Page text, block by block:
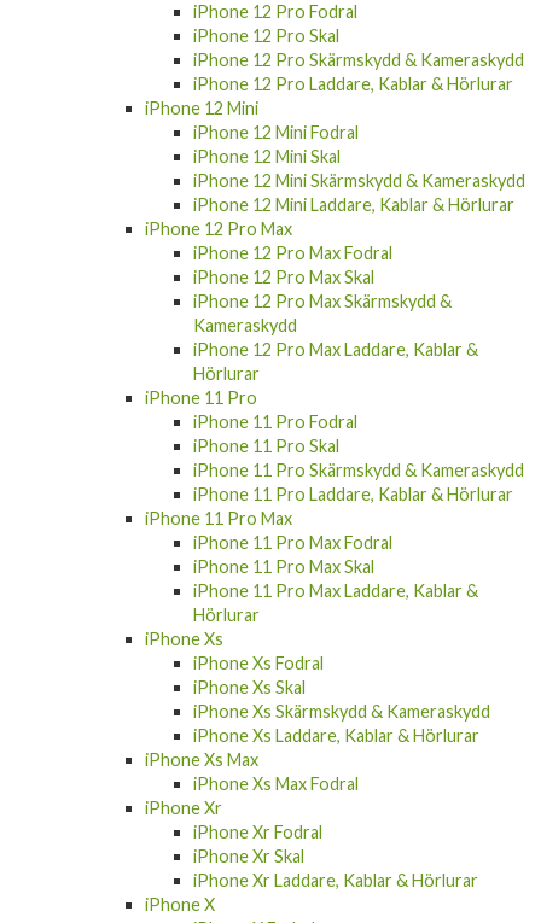
iPhone 12 Pro Fodral
iPhone 12 Pro Skal
iPhone 12 Pro Skärmskydd & Kameraskydd
iPhone 12 Pro Laddare, Kablar & Hörlurar
iPhone 12 Mini
iPhone 12 Mini Fodral
iPhone 12 Mini Skal
iPhone 12 Mini Skärmskydd & Kameraskydd
iPhone 12 Mini Laddare, Kablar & Hörlurar
iPhone 12 Pro Max
iPhone 12 Pro Max Fodral
iPhone 12 Pro Max Skal
iPhone 12 Pro Max Skärmskydd &
Kameraskydd
iPhone 12 Pro Max Laddare, Kablar &
Hörlurar
iPhone 11 Pro
iPhone 11 Pro Fodral
iPhone 11 Pro Skal
iPhone 11 Pro Skärmskydd & Kameraskydd
iPhone 11 Pro Laddare, Kablar & Hörlurar
iPhone 11 Pro Max
iPhone 11 Pro Max Fodral
iPhone 11 Pro Max Skal
iPhone 11 Pro Max Laddare, Kablar &
Hörlurar
iPhone Xs
iPhone Xs Fodral
iPhone Xs Skal
iPhone Xs Skärmskydd & Kameraskydd
iPhone Xs Laddare, Kablar & Hörlurar
iPhone Xs Max
iPhone Xs Max Fodral
iPhone Xr
iPhone Xr Fodral
iPhone Xr Skal
iPhone Xr Laddare, Kablar & Hörlurar
iPhone X